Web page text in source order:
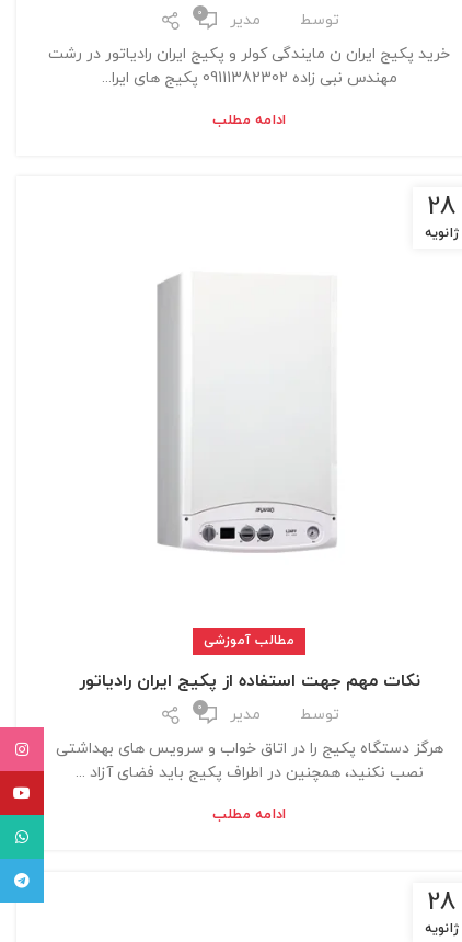
توسط مدیر 0
خرید پکیج ایران ن مایندگی کولر و پکیج ایران رادیاتور در رشت
مهندس نبی زاده 09111382302 پکیج های ایرا...
ادامه مطلب
28
ژانویه
مطالب آموزشی
نکات مهم جهت استفاده از پکیج ایران رادیاتور
توسط مدیر 0
هرگز دستگاه پکیج را در اتاق خواب و سرویس های بهداشتی
نصب نکنید، همچنین در اطراف پکیج باید فضای آزاد ...
ادامه مطلب
28
ژانویه